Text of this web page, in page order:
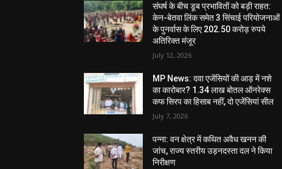
संघर्ष के बीच डूब प्रभावितों को बड़ी राहत:
केन-बेतवा लिंक समेत 3 सिंचाई परियोजनाओं
के पुनर्वास के लिए 202.50 करोड़ रुपये
अतिरिक्त मंजूर
July 12, 2026
MP News: दवा एजेंसियों की आड़ में नशे
का कारोबार? 1.34 लाख बोतल ऑनरेक्स
कफ सिरप का हिसाब नहीं, दो एजेंसियां सील
July 7, 2026
पन्ना: वन क्षेत्र में कथित अवैध खनन की
जांच, राज्य स्तरीय उड़नदस्ता दल ने किया
निरीक्षण